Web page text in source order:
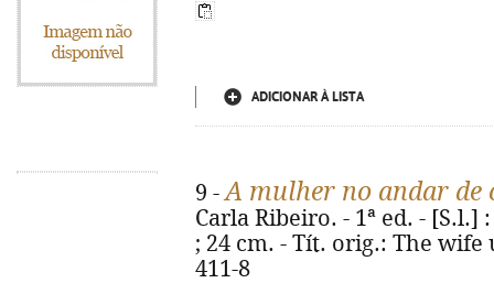
ADICIONAR À LISTA
9 -A mulher no andar de
Carla Ribeiro. - 1ª ed. - [S.l.]
; 24 cm. - Tít. orig.: The wife
411-8